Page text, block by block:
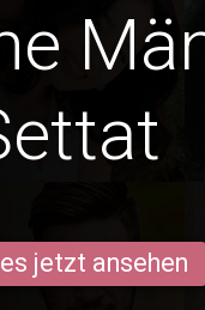
jetzt ansehen